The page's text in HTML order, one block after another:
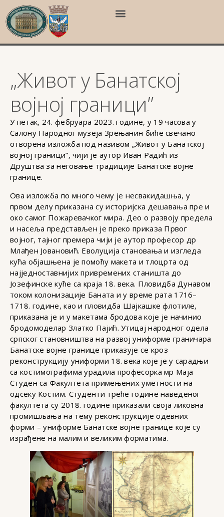
„Живот у Банатској
војној граници”
У петак, 24. фебруара 2023. године, у 19 часова у
Салону Народног музеја Зрењанин биће свечано
отворена изложба под називом „Живот у Банатској
војној граници”, чији је аутор Иван Радић из
Друштва за неговање традиције Банатске војне
границе.
Ова изложба по много чему је несвакидашња, у
првом делу приказана су историјска дешавања пре и
око самог Пожаревачког мира. Део о развоју предела
и насеља представљен је преко приказа Првог
војног, тајног премера чији је аутор професор др
Млађен Јовановић. Еволуција становања и изгледа
кућа објашњена је помоћу макета и тлоцрта од
најједноставнијих привремених станишта до
Јозефинске куће са краја 18. века. Пловидба Дунавом
током колонизације Баната и у време рата 1716–
1718. године, као и пловидба Шајкашке флотиле,
приказана је и у макетама бродова које је начинио
бродомоделар Златко Пајић. Утицај народног одела
српског становништва на развој униформе граничара
Банатске војне границе приказује се кроз
реконструкцију униформи 18. века које је у сарадњи
са костимографима урадила професорка мр Маја
Студен са Факултета примењених уметности на
одсеку Костим. Студенти треће године наведеног
факултета су 2018. године приказали своја ликовна
промишљања на тему реконструкције одевних
форми – униформе Банатске војне границе које су
израђене на малим и великим форматима.